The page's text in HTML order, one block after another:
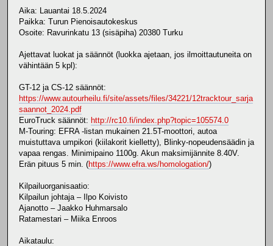
Aika: Lauantai 18.5.2024
Paikka: Turun Pienoisautokeskus
Osoite: Ravurinkatu 13 (sisäpiha) 20380 Turku
Ajettavat luokat ja säännöt (luokka ajetaan, jos ilmoittautuneita on
vähintään 5 kpl):
GT-12 ja CS-12 säännöt:
https://www.autourheilu.fi/site/assets/files/34221/12tracktour_sarja
saannot_2024.pdf
EuroTruck säännöt: http://rc10.fi/index.php?topic=105574.0
M-Touring: EFRA -listan mukainen 21.5T-moottori, autoa
muistuttava umpikori (kiilakorit kielletty), Blinky-nopeudensäädin ja
vapaa rengas. Minimipaino 1100g. Akun maksimijännite 8.40V.
Erän pituus 5 min. (https://www.efra.ws/homologation/)
Kilpailuorganisaatio:
Kilpailun johtaja – Ilpo Koivisto
Ajanotto – Jaakko Huhmarsalo
Ratamestari – Miika Enroos
Aikataulu: